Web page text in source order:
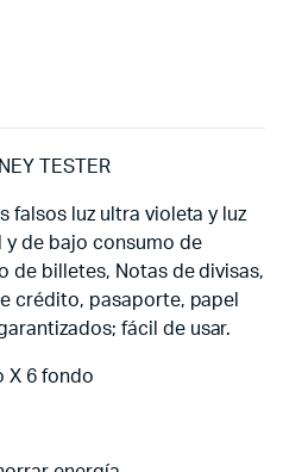
TESTER
falsos luz ultra violeta y luz
de bajo consumo de
de billetes, Notas de divisas,
crédito, pasaporte, papel
fácil de usar.
X 6 fondo